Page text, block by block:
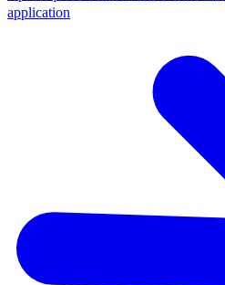
application